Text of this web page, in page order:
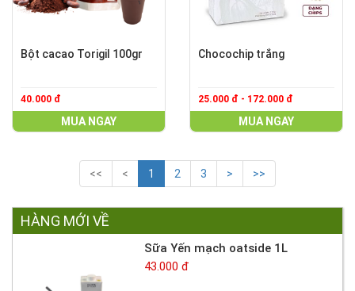
Bột cacao Torigil 100gr
40.000 đ
MUA NGAY
Chocochip trắng
25.000 đ - 172.000 đ
MUA NGAY
<< < 1 2 3 > >>
HÀNG MỚI VỀ
Sữa Yến mạch oatside 1L
43.000 đ